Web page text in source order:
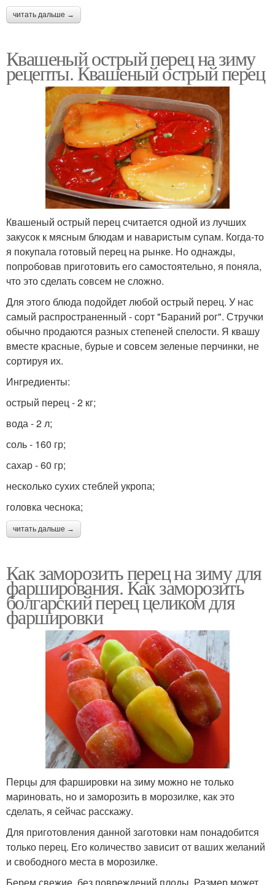
читать дальше →
Квашеный острый перец на зиму
рецепты. Квашеный острый перец
Квашеный острый перец считается одной из лучших
закусок к мясным блюдам и наваристым супам. Когда-то
я покупала готовый перец на рынке. Но однажды,
попробовав приготовить его самостоятельно, я поняла,
что это сделать совсем не сложно.
Для этого блюда подойдет любой острый перец. У нас
самый распространенный - сорт "Бараний рог". Стручки
обычно продаются разных степеней спелости. Я квашу
вместе красные, бурые и совсем зеленые перчинки, не
сортируя их.
Ингредиенты:
острый перец - 2 кг;
вода - 2 л;
соль - 160 гр;
сахар - 60 гр;
несколько сухих стеблей укропа;
головка чеснока;
читать дальше →
Как заморозить перец на зиму для
фарширования. Как заморозить
болгарский перец целиком для
фаршировки
Перцы для фаршировки на зиму можно не только
мариновать, но и заморозить в морозилке, как это
сделать, я сейчас расскажу.
Для приготовления данной заготовки нам понадобится
только перец. Его количество зависит от ваших желаний
и свободного места в морозилке.